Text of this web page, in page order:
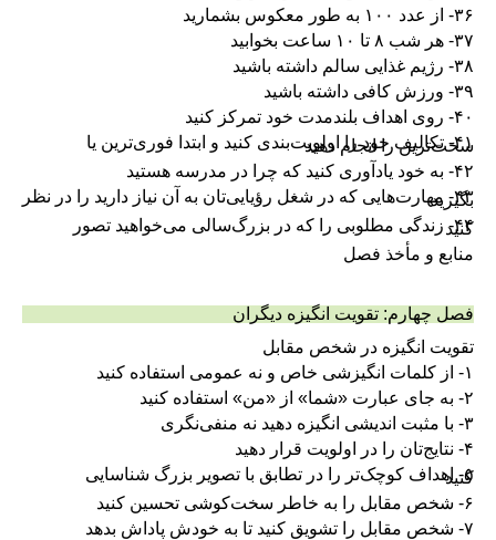
۳۶- از عدد ۱۰۰ به طور معکوس بشمارید
۳۷- هر شب ۸ تا ۱۰ ساعت بخوابید
۳۸- رژیم غذایی سالم داشته باشید
۳۹- ورزش کافی داشته باشید
۴۰- روی اهداف بلندمدت خود تمرکز کنید
۴۱- تکالیف خود را اولویت‌بندی کنید و ابتدا فوری‌ترین یا
سخت‌ترین را انجام دهید
۴۲- به خود یادآوری کنید که چرا در مدرسه هستید
۴۳- مهارت‌هایی که در شغل رؤیایی‌تان به آن نیاز دارید را در نظر
بگیرید
۴۴- زندگی مطلوبی را که در بزرگ‌سالی می‌خواهید تصور
کنید
منابع و مأخذ فصل
فصل چهارم: تقویت انگیزه دیگران
تقویت انگیزه در شخص مقابل
۱- از کلمات انگیزشی خاص و نه عمومی استفاده کنید
۲- به جای عبارت «شما» از «من» استفاده کنید
۳- با مثبت اندیشی انگیزه دهید نه منفی‌نگری
۴- نتایج‌تان را در اولویت قرار دهید
۵- اهداف کوچک‌تر را در تطابق با تصویر بزرگ شناسایی
کنید
۶- شخص مقابل را به خاطر سخت‌کوشی تحسین کنید
۷- شخص مقابل را تشویق کنید تا به خودش پاداش بدهد